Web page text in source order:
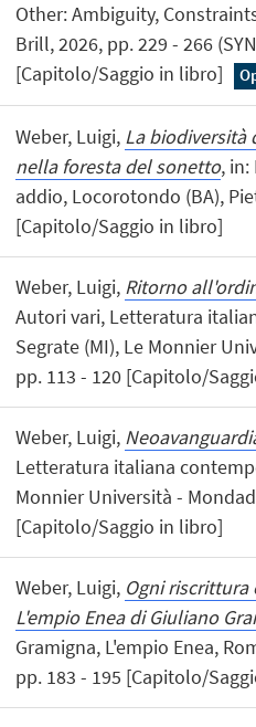
Other: Ambiguity,
Brill, 2026, pp. 229 - 266
[Capitolo/Saggio in libro]
Weber, Luigi, La biodiversità
nella foresta del sonetto, in:
addio, Locorotondo (BA),
[Capitolo/Saggio in libro]
Weber, Luigi, Ritorno
Autori vari, Letteratura
Segrate (MI), Le Monnier
pp. 113 - 120 [Capitolo/
Weber, Luigi,
Letteratura italiana
Monnier Università -
[Capitolo/Saggio in libro]
Weber, Luigi, Ogni riscrittura
L'empio Enea di Giuliano
Gramigna, L'empio Enea,
pp. 183 - 195 [Capitolo/